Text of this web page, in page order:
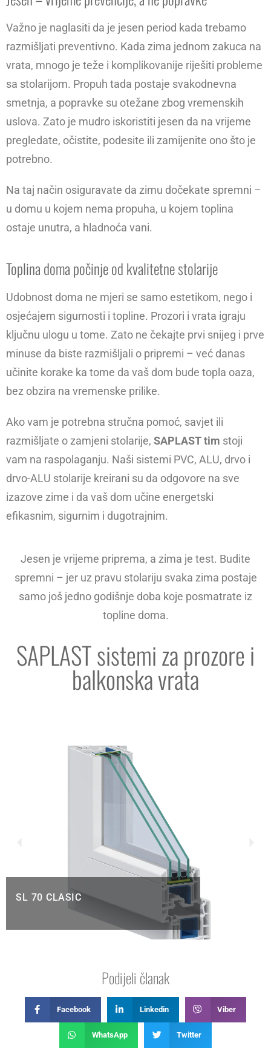
Važno je naglasiti da je jesen period kada trebamo
razmišljati preventivno. Kada zima jednom zakuca na
vrata, mnogo je teže i komplikovanije riješiti probleme
sa stolarijom. Propuh tada postaje svakodnevna
smetnja, a popravke su otežane zbog vremenskih
uslova. Zato je mudro iskoristiti jesen da na vrijeme
pregledate, očistite, podesite ili zamijenite ono što je
potrebno.
Na taj način osiguravate da zimu dočekate spremni –
u domu u kojem nema propuha, u kojem toplina
ostaje unutra, a hladnoća vani.
Toplina doma počinje od kvalitetne stolarije
Udobnost doma ne mjeri se samo estetikom, nego i
osjećajem sigurnosti i topline. Prozori i vrata igraju
ključnu ulogu u tome. Zato ne čekajte prvi snijeg i prve
minuse da biste razmišljali o pripremi – već danas
učinite korake ka tome da vaš dom bude topla oaza,
bez obzira na vremenske prilike.
Ako vam je potrebna stručna pomoć, savjet ili
razmišljate o zamjeni stolarije, SAPLAST tim stoji
vam na raspolaganju. Naši sistemi PVC, ALU, drvo i
drvo-ALU stolarije kreirani su da odgovore na sve
izazove zime i da vaš dom učine energetski
efikasnim, sigurnim i dugotrajnim.
Jesen je vrijeme priprema, a zima je test. Budite
spremni – jer uz pravu stolariju svaka zima postaje
samo još jedno godišnje doba koje posmatrate iz
topline doma.
SAPLAST sistemi za prozore i
balkonska vrata
SL 70 CLASIC
Podijeli članak
Facebook Linkedin Viber
WhatsApp Twitter